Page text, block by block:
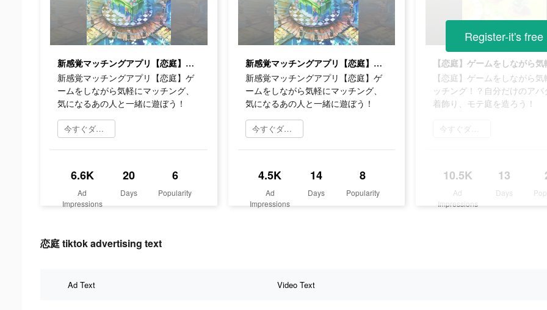
新感覚マッチングアプリ【恋庭】ゲームをしながら気軽にマッチング、気になるあの人と一緒に遊ぼう！
新感覚マッチングアプリ【恋庭】ゲ
ームをしながら気軽にマッチング、
気になるあの人と一緒に遊ぼう！
今すぐダウンロード
6.6K
Ad
Impressions
20
Days
6
Popularity
新感覚マッチングアプリ【恋庭】ゲームをしながら気軽にマッチング、気になるあの人と一緒に遊ぼう！
新感覚マッチングアプリ【恋庭】ゲ
ームをしながら気軽にマッチング、
気になるあの人と一緒に遊ぼう！
今すぐダウンロード
4.5K
Ad
Impressions
14
Days
8
Popularity
【恋庭】ゲームをしながら気
ッチング！？自分だけのアバ
着飾り、モテ庭を造ろう！
今すぐダウンロード
10.5K
Ad
Impressions
13
Days
Register-it's free
恋庭 tiktok advertising text
Ad Text Video Text